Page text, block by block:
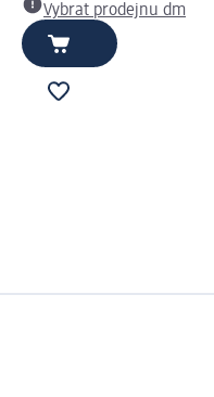
Vybrat prodejnu dm